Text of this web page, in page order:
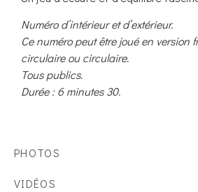
Numéro d’intérieur et d’extérieur.
Ce numéro peut être joué en version
circulaire ou circulaire.
Tous publics.
Durée : 6 minutes 30.
PHOTOS
VIDÉOS